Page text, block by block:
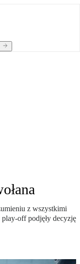
z wszystkimi
off podjęły decyzję